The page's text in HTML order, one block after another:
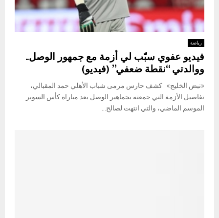
رياضة
فيديو عفوي سبّب لي أزمة مع جمهور الوصل..
ووالدتي “نقطة ضعفي” (فيديو)
«نبض الخليج» كشف حارس مرمى شباب الأهلي حمد المقبالي،
تفاصيل الأزمة التي جمعته بجماهير الوصل بعد مباراة كأس السوبر
الموسم الماضي، والتي انتهت لصالح...